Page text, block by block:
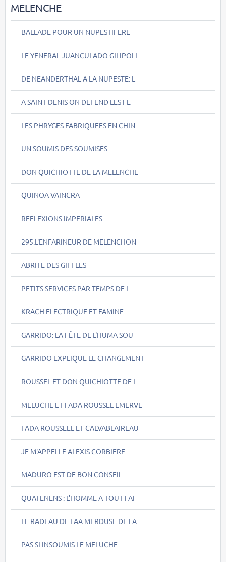
MELENCHE
BALLADE POUR UN NUPESTIFERE
LE YENERAL JUANCULADO GILIPOLL
DE NEANDERTHAL A LA NUPESTE: L
A SAINT DENIS ON DEFEND LES FE
LES PHRYGES FABRIQUEES EN CHIN
UN SOUMIS DES SOUMISES
DON QUICHIOTTE DE LA MELENCHE
QUINOA VAINCRA
REFLEXIONS IMPERIALES
295.L'ENFARINEUR DE MELENCHON
ABRITE DES GIFFLES
PETITS SERVICES PAR TEMPS DE L
KRACH ELECTRIQUE ET FAMINE
GARRIDO: LA FÊTE DE L'HUMA SOU
GARRIDO EXPLIQUE LE CHANGEMENT
ROUSSEL ET DON QUICHIOTTE DE L
MELUCHE ET FADA ROUSSEL EMERVE
FADA ROUSSEEL ET CALVABLAIREAU
JE M'APPELLE ALEXIS CORBIERE
MADURO EST DE BON CONSEIL
QUATENENS : L'HOMME A TOUT FAI
LE RADEAU DE LAA MERDUSE DE LA
PAS SI INSOUMIS LE MELUCHE